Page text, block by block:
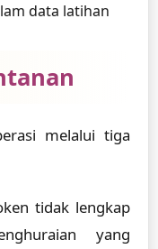
data latihan
melalui tiga
tidak lengkap
yang